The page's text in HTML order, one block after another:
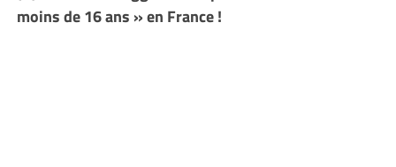
moins de 16 ans » en France !